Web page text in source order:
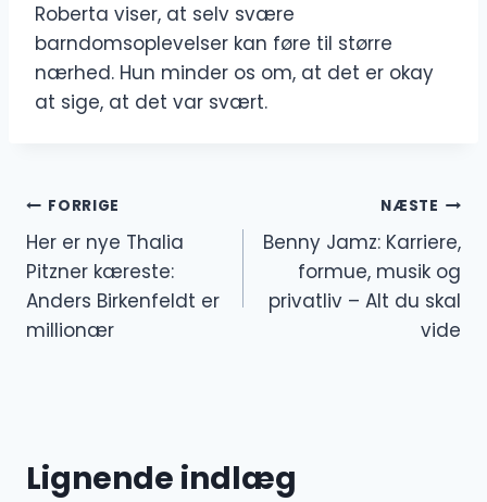
Roberta viser, at selv svære
barndomsoplevelser kan føre til større
nærhed. Hun minder os om, at det er okay
at sige, at det var svært.
Indlægsnavigation
FORRIGE
Her er nye Thalia
Pitzner kæreste:
Anders Birkenfeldt er
millionær
NÆSTE
Benny Jamz: Karriere,
formue, musik og
privatliv – Alt du skal
vide
Lignende indlæg